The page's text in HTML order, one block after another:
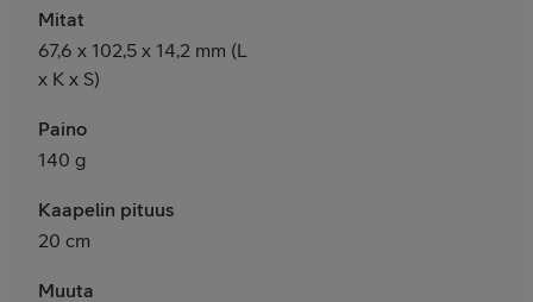
Mitat
67,6 x 102,5 x 14,2 mm (L
x K x S)
Paino
140 g
Kaapelin pituus
20 cm
Muuta